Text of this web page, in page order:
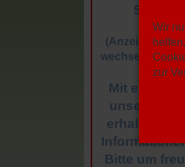
(Anzeige in
wechselnder
Mit einem
unsere
erhalten Sie
Bitte um
Wir
zur